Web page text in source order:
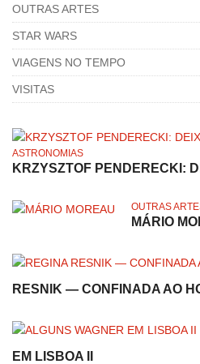
OUTRAS ARTES
STAR WARS
VIAGENS NO TEMPO
VISITAS
ASTRONOMIAS
KRZYSZTOF PENDERECKI:
OUTRAS
MÁRIO
RESNIK — CONFINADA AO
EM LISBOA II